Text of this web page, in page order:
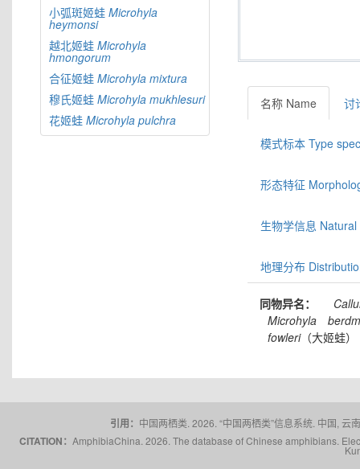
小弧斑姬蛙 Microhyla
heymonsi
越北姬蛙 Microhyla
hmongorum
合征姬蛙 Microhyla mixtura
穆氏姬蛙 Microhyla mukhlesuri
花姬蛙 Microhyla pulchra
名称 Name 讨
模式标本 Type
形态特征
生物学信息
地理分布
同物异名：
Microhyla
fowleri（大姬蛙）
引用： 中国两栖类. 2026. “中国两栖类”信息系统. 中国,
CITATION： AmphibiaChina. 2026. The database of Chinese amphibians.